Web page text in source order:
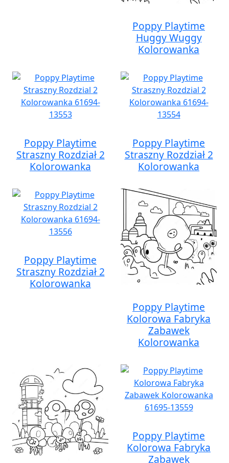
Poppy Playtime
Huggy Wuggy
Kolorowanka
Poppy Playtime
Straszny Rozdział 2
Kolorowanka
Poppy Playtime
Straszny Rozdział 2
Kolorowanka
Poppy Playtime
Straszny Rozdział 2
Kolorowanka
Poppy Playtime
Kolorowa Fabryka
Zabawek
Kolorowanka
Poppy Playtime
Kolorowa Fabryka
Zabawek